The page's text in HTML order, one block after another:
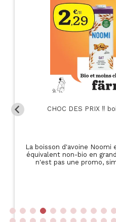
CHOC DES PRIX ‼️
La boisson d'avoine Noomi
équivalent non-bio en
n'est pas une promo,